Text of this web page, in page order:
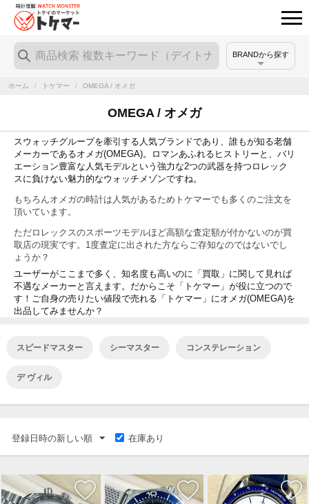
BRANDから探す
ホーム / トケマー / OMEGA / オメガ
OMEGA / オメガ
スウォッチグループを牽引する人気ブランドであり、誰もが知る老舗
メーカーであるオメガ(OMEGA)。ロマンあふれるヒストリーと、バリ
エーション豊富な人気モデルという強力な2つの武器を持つロレック
スに負けない魅力的なウォッチメゾンですね。
もちろんオメガの時計は人気があるためトケマーでも多くのご注文を
頂いています。
ただロレックスのスポーツモデルほど高額な査定額が付かないのが買
取店の現実です。1度査定に出された方ならご存知なのではないでし
ょうか？
ユーザーがここまで多く、知名度も高いのに「買取」に関して見れば
不遇なメーカーと言えます。だからこそ「トケマー」が役に立つので
す！ご自身の売りたい値段で売れる「トケマー」にオメガ(OMEGA)を
出品してみませんか？
スピードマスター シーマスター コンステレーション
デ ヴィル
登録日時の新しい順 在庫あり